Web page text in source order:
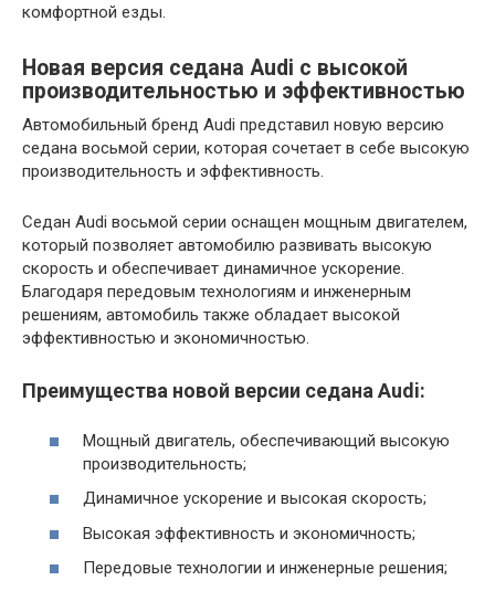
комфортной езды.
Новая версия седана Audi с высокой
производительностью и эффективностью
Автомобильный бренд Audi представил новую версию
седана восьмой серии, которая сочетает в себе высокую
производительность и эффективность.
Седан Audi восьмой серии оснащен мощным двигателем,
который позволяет автомобилю развивать высокую
скорость и обеспечивает динамичное ускорение.
Благодаря передовым технологиям и инженерным
решениям, автомобиль также обладает высокой
эффективностью и экономичностью.
Преимущества новой версии седана Audi:
Мощный двигатель, обеспечивающий высокую
производительность;
Динамичное ускорение и высокая скорость;
Высокая эффективность и экономичность;
Передовые технологии и инженерные решения;